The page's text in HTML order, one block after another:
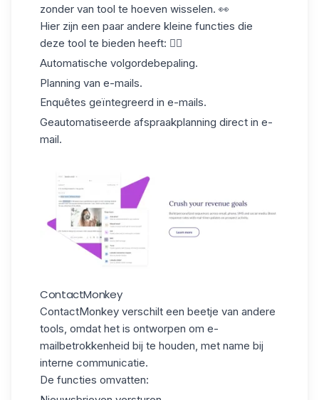
zonder van tool te hoeven wisselen. 👀
Hier zijn een paar andere kleine functies die
deze tool te bieden heeft: 👇🏼
Automatische volgordebepaling.
Planning van e-mails.
Enquêtes geïntegreerd in e-mails.
Geautomatiseerde afspraakplanning direct in e-
mail.
ContactMonkey
ContactMonkey verschilt een beetje van andere
tools, omdat het is ontworpen om e-
mailbetrokkenheid bij te houden, met name bij
interne communicatie.
De functies omvatten: